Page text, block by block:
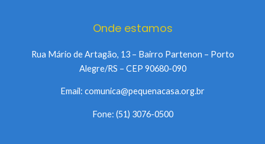
Onde estamos
Rua Mário de Artagão, 13 – Bairro Partenon – Porto
Alegre/RS – CEP 90680-090
Email: comunica@pequenacasa.org.br
Fone: (51) 3076-0500